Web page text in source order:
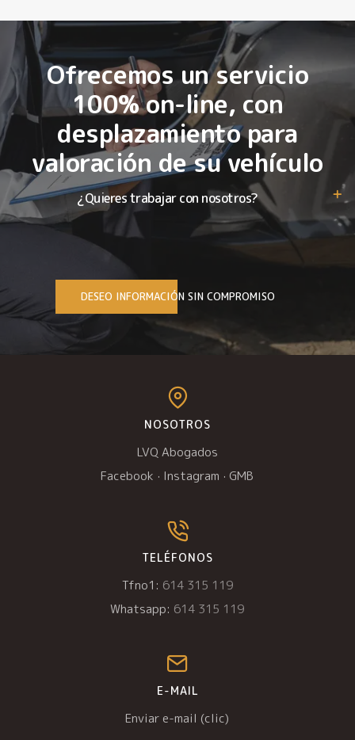
Ofrecemos un servicio
100% on-line, con
desplazamiento para
valoración de su vehículo
¿Quieres trabajar con nosotros?
DESEO INFORMACIÓN SIN COMPROMISO
NOSOTROS
LVQ Abogados
Facebook · Instagram · GMB
TELÉFONOS
Tfno1: 614 315 119
Whatsapp: 614 315 119
E-MAIL
Enviar e-mail (clic)